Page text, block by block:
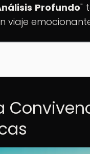
Profundo"
viaje